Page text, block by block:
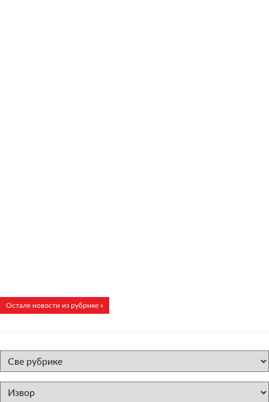
Остале новости из рубрике »